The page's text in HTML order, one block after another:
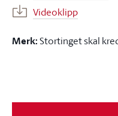
Videoklipp
Merk:Stortinget skal